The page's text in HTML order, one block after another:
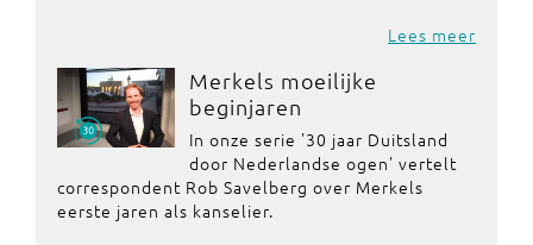
Lees meer
Merkels moeilijke
beginjaren
In onze serie '30 jaar Duitsland
door Nederlandse ogen' vertelt
correspondent Rob Savelberg over Merkels
eerste jaren als kanselier.